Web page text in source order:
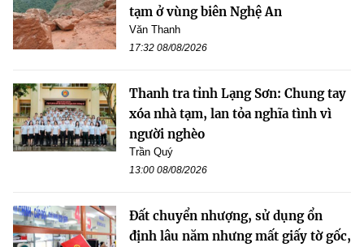
tạm ở vùng biên Nghệ An
Văn Thanh
17:32 08/08/2026
Thanh tra tỉnh Lạng Sơn: Chung tay
xóa nhà tạm, lan tỏa nghĩa tình vì
người nghèo
Trần Quý
13:00 08/08/2026
Đất chuyển nhượng, sử dụng ổn
định lâu năm nhưng mất giấy tờ gốc,